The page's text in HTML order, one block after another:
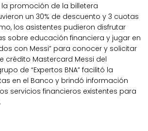
la promoción de la billetera
un 30% de descuento y 3 cuotas
los asistentes pudieron disfrutar
sobre educación financiera y jugar en
con Messi” para conocer y solicitar
crédito Mastercard Messi del
de “Expertos BNA” facilitó la
en el Banco y brindó información
servicios financieros existentes para